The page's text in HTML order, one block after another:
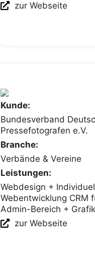
zur Webseite
Kunde:
Bundesverband
Pressefotografen e.V.
Branche:
Verbände & Vereine
Leistungen:
Webdesign +
Webentwicklung CRM
Admin-Bereich +
zur Webseite